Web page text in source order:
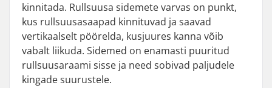
kinnitada. Rullsuusa sidemete varvas on punkt,
kus rullsuusasaapad kinnituvad ja saavad
vertikaalselt pöörelda, kusjuures kanna võib
vabalt liikuda. Sidemed on enamasti puuritud
rullsuusaraami sisse ja need sobivad paljudele
kingade suurustele.